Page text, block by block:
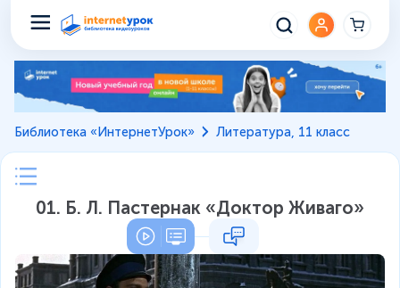
Библиотека «ИнтернетУрок» Литература, 11 класс
01. Б. Л. Пастернак «Доктор Живаго»